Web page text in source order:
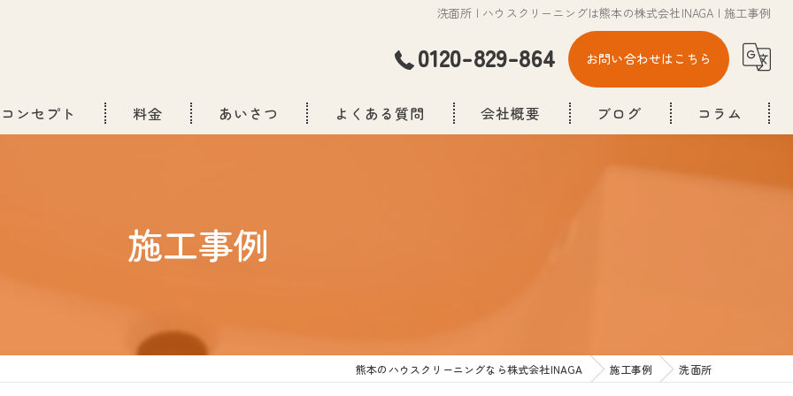
洗面所 | ハウスクリーニングは熊本の株式会社INAGA | 施工事例
0120-829-864 お問い合わせはこちら
コンセプト 料金 あいさつ よくある質問 会社概要 ブログ コラム
施工事例
熊本のハウスクリーニングなら株式会社INAGA 施工事例 洗面所